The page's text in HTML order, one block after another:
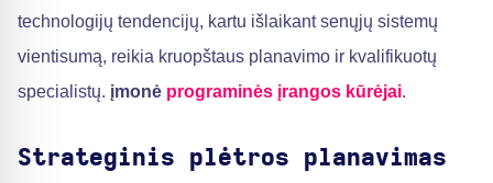
technologijų tendencijų, kartu išlaikant senųjų sistemų
vientisumą, reikia kruopštaus planavimo ir kvalifikuotų
specialistų. įmonė programinės įrangos kūrėjai.
Strateginis plėtros planavimas